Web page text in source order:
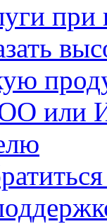
при
или